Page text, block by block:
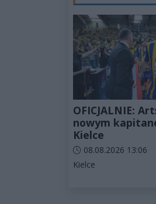
OFICJALNIE:
nowym
Kielce
Data dodania artykułu:
08.08.2026 13:06
Kategorie artykułu:
Kielce